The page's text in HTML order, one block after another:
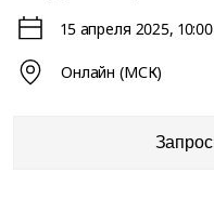
15 апреля 2025,
Онлайн (МСК)